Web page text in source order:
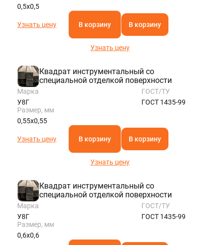
0,5х0,5
Узнать цену В корзину В корзину
Узнать цену
Квадрат инструментальный со
специальной отделкой поверхности
Марка
У8Г
ГОСТ/ТУ
ГОСТ 1435-99
Размер, мм
0,55х0,55
Узнать цену В корзину В корзину
Узнать цену
Квадрат инструментальный со
специальной отделкой поверхности
Марка
У8Г
ГОСТ/ТУ
ГОСТ 1435-99
Размер, мм
0,6х0,6